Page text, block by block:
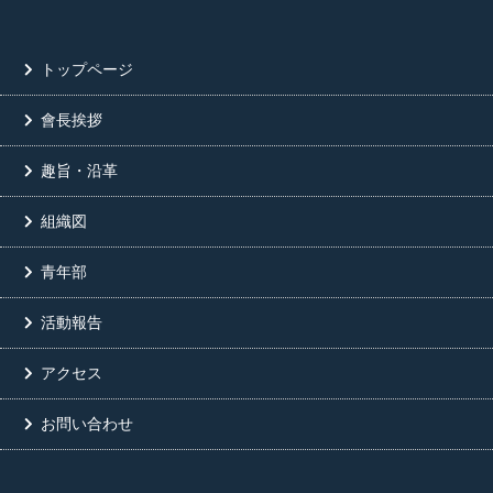
トップページ
會長挨拶
趣旨・沿革
組織図
青年部
活動報告
アクセス
お問い合わせ